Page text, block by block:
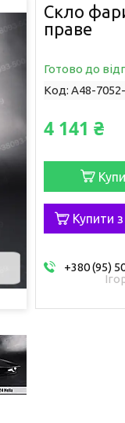
Скло
праве
Готово до
Код: A48-
4 141 ₴
Купити з
+380 (95)